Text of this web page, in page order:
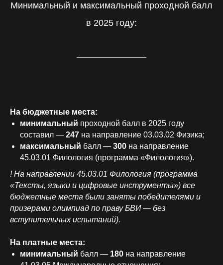
Минимальный и максимальный проходной балл
в 2025 году:
На бюджетные места:
минимальный проходной балл в 2025 году
составил — 247 на направление 03.03.02 Физика;
максимальный балл — 300 на направление
45.03.01 Филология (программа «Филология»).
! На направлении 45.03.01 Филология (программа
«Тексты, языки и цифровые инструменты») все
бюджетные места были заняты победителями и
призерами олимпиад по праву БВИ — без
вступительных испытаний).
На платные места:
минимальный балл — 180 на направление